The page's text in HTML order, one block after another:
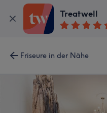
Treatwell
Friseure in der Nähe